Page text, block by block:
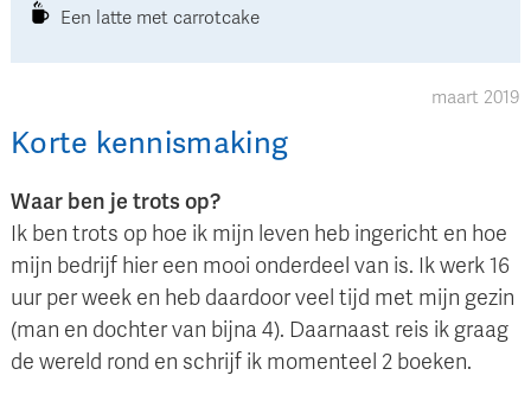
Een latte met carrotcake
maart 2019
Korte kennismaking
Waar ben je trots op?
Ik ben trots op hoe ik mijn leven heb ingericht en hoe
mijn bedrijf hier een mooi onderdeel van is. Ik werk 16
uur per week en heb daardoor veel tijd met mijn gezin
(man en dochter van bijna 4). Daarnaast reis ik graag
de wereld rond en schrijf ik momenteel 2 boeken.